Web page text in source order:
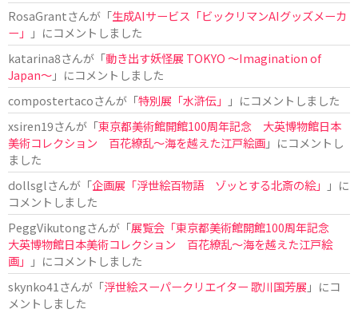
RosaGrantさんが「生成AIサービス「ビックリマンAIグッズメーカ
ー」
」にコメントしました
katarina8さんが「動き出す妖怪展 TOKYO 〜Imagination of
Japan〜」にコメントしました
compostertacoさんが「特別展「水滸伝」
」にコメントしました
xsiren19さんが「東京都美術館開館100周年記念 大英博物館日本
美術コレクション 百花繚乱～海を越えた江戸絵画」にコメントし
ました
dollsglさんが「企画展「浮世絵百物語 ゾッとする北斎の絵」
」に
コメントしました
PeggVikutongさんが「展覧会「東京都美術館開館100周年記念
大英博物館日本美術コレクション 百花繚乱〜海を越えた江戸絵
画」
」にコメントしました
skynko41さんが「浮世絵スーパークリエイター 歌川国芳展 」にコ
メントしました